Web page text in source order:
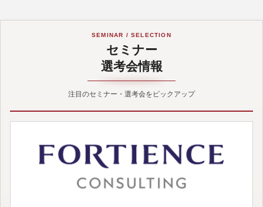
SEMINAR / SELECTION
セミナー
選考会情報
注目のセミナー・選考会をピックアップ